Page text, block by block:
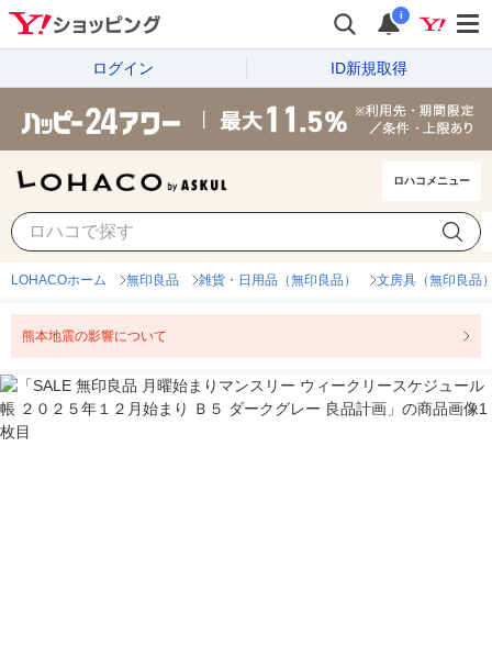
i
ログイン ID新規取得
ロハコメニュー
LOHACOホーム 無印良品 雑貨・日用品（無印良品） 文房具（無印良品
熊本地震の影響について